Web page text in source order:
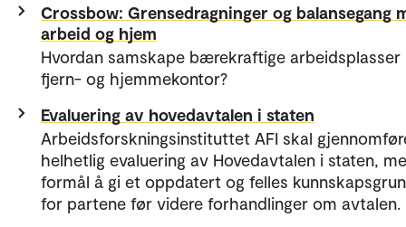
Crossbow: Grensedragninger og balansegang
arbeid og hjem
Hvordan samskape bærekraftige arbeidsplasser
fjern- og hjemmekontor?
Evaluering av hovedavtalen i staten
Arbeidsforskningsinstituttet AFI skal
helhetlig evaluering av Hovedavtalen i staten,
formål å gi et oppdatert og felles
for partene før videre forhandlinger om avtalen.